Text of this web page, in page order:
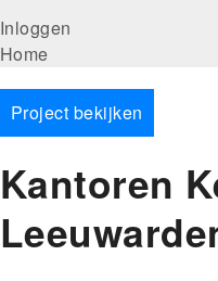
User
account
menu
Inloggen
Main
navigation
Home
Project bekijken
Kantoren